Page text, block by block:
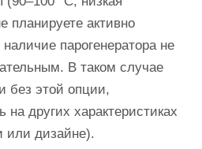
планируете активно
парогенератора не
В таком случае
без этой опции,
на других характеристиках
или дизайне).